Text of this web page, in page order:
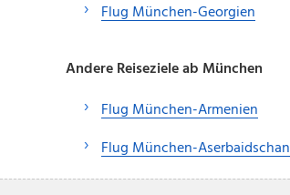
Flug München-Georgien
Andere Reiseziele ab München
Flug München-Armenien
Flug München-Aserbaidschan